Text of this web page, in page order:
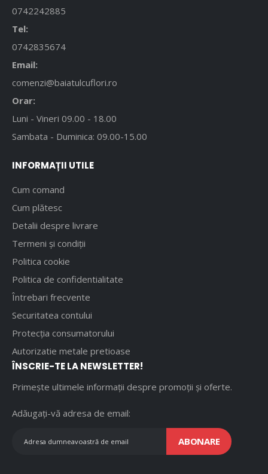
0742242885
Tel:
0742835674
Email:
comenzi@baiatulcuflori.ro
Orar:
Luni - Vineri 09.00 - 18.00
Sambata - Duminica: 09.00-15.00
INFORMAȚII UTILE
Cum comand
Cum plătesc
Detalii despre livrare
Termeni și condiții
Politica cookie
Politica de confidentialitate
Întrebari frecvente
Securitatea contului
Protecția consumatorului
Autorizatie metale pretioase
ÎNSCRIE-TE LA NEWSLETTER!
Primește ultimele informații despre promoții și oferte.
Adăugați-vă adresa de email:
ABONARE